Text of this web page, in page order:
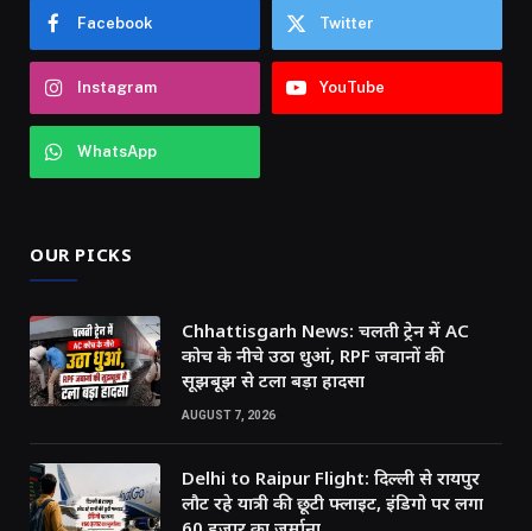
Facebook Twitter
Instagram YouTube
WhatsApp
OUR PICKS
Chhattisgarh News: चलती ट्रेन में AC
कोच के नीचे उठा धुआं, RPF जवानों की
सूझबूझ से टला बड़ा हादसा
AUGUST 7, 2026
Delhi to Raipur Flight: दिल्ली से रायपुर
लौट रहे यात्री की छूटी फ्लाइट, इंडिगो पर लगा